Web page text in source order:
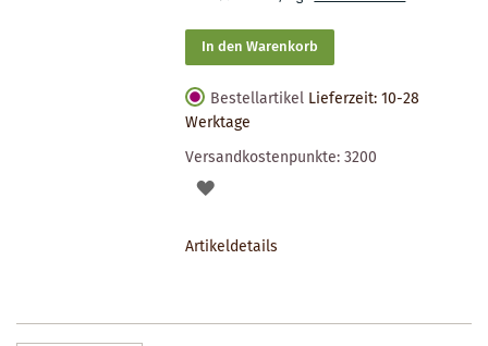
In den Warenkorb
Bestellartikel Lieferzeit: 10-28
Werktage
Versandkostenpunkte:3200
AUF
Artikeldetails